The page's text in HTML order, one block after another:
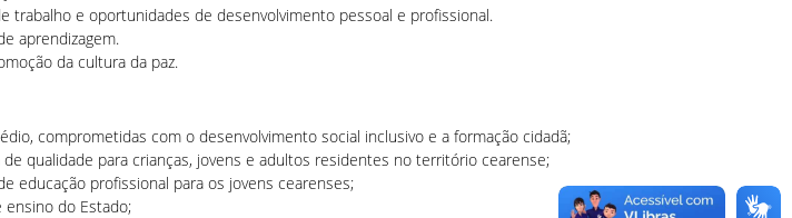
trabalho e oportunidades de desenvolvimento pessoal e profissional.
aprendizagem.
da cultura da paz.
comprometidas com o desenvolvimento social inclusivo e a formação cidadã;
qualidade para crianças, jovens e adultos residentes no território cearense;
educação profissional para os jovens cearenses;
do Estado;